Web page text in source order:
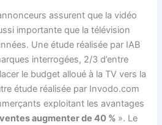
assurent que la vidéo
importante que la télévision
Une étude réalisée par IAB
interrogées, 2/3 d’entre
le budget alloué à la TV vers la
étude réalisée par Invodo.com
exploitant les avantages
ventes augmenter de 40 % ». Le